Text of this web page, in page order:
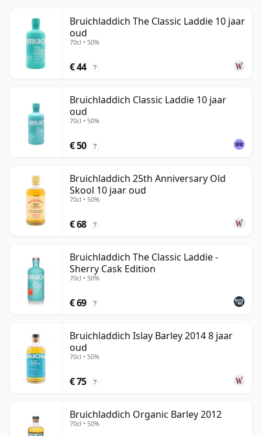
Bruichladdich The Classic Laddie 10 jaar
oud
70cl • 50%
€ 44 ?
Bruichladdich Classic Laddie 10 jaar
oud
70cl • 50%
€ 50 ?
Bruichladdich 25th Anniversary Old
Skool 10 jaar oud
70cl • 50%
€ 68 ?
Bruichladdich The Classic Laddie -
Sherry Cask Edition
70cl • 50%
€ 69 ?
Bruichladdich Islay Barley 2014 8 jaar
oud
70cl • 50%
€ 75 ?
Bruichladdich Organic Barley 2012
70cl • 50%